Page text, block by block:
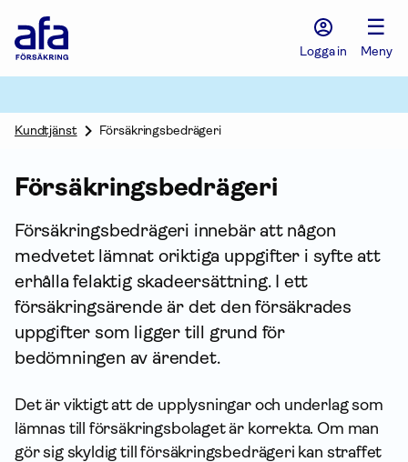
Försäkring
Logga in
☰
Meny
Kundtjänst Försäkringsbedrägeri
Försäkringsbedrägeri
Försäkringsbedrägeri innebär att någon
medvetet lämnat oriktiga upp­gifter i syfte att
erhålla felaktig skadeersättning. I ett
försäkringsärende är det den försäkrades
upp­gifter som ligger till grund för
bedömningen av ärendet.
Det är viktigt att de upplysningar och underlag som
lämnas till försäkrings­bolaget är korrekta. Om man
gör sig skyldig till försäkringsbedrägeri kan straffet